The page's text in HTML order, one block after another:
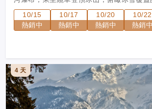
有銀裝素裹的強斯頓峽谷，宛如童話世界。
索班芙冬季的極致之美吧！
在冰雪世界暢享原生態硫磺山溫泉--班芙上
10/15
熱銷中
10/17
熱銷中
10/20
熱銷中
10/22
熱銷中
4 天